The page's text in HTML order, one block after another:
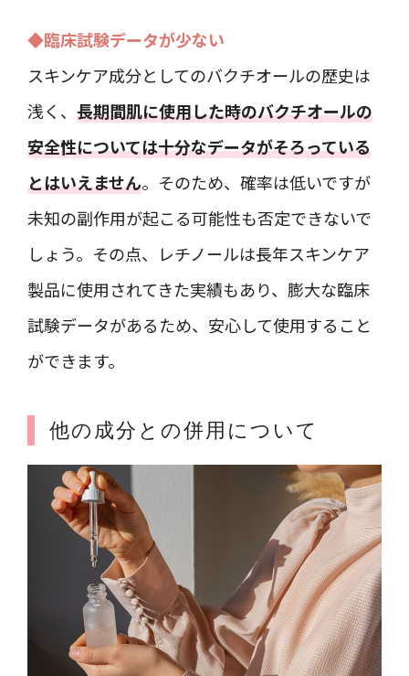
◆臨床試験データが少ない
スキンケア成分としてのバクチオールの歴史は
浅く、 長期間肌に使用した時のバクチオールの
安全性については十分なデータがそろっている
とはいえません。そのため、確率は低いですが
未知の副作用が起こる可能性も否定できないで
しょう。その点、レチノールは長年スキンケア
製品に使用されてきた実績もあり、膨大な臨床
試験データがあるため、安心して使用すること
ができます。
他の成分との併用について